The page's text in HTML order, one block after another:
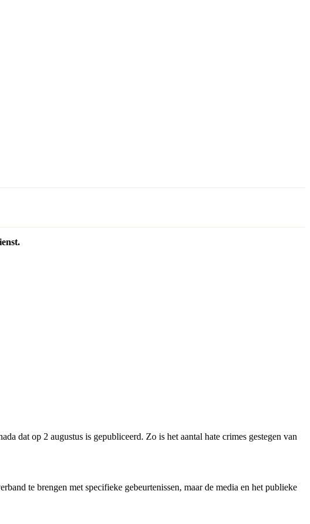
dat op 2 augustus is gepubliceerd. Zo is het aantal hate crimes gestegen van
te brengen met specifieke gebeurtenissen, maar de media en het publieke